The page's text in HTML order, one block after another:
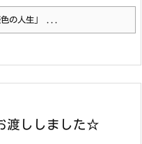
の人生」 ...
渡ししました☆